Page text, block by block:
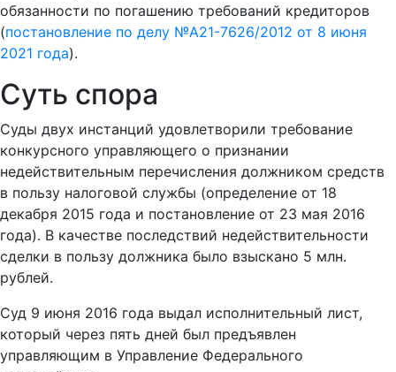
обязанности по погашению требований кредиторов
(постановление по делу №А21-7626/2012 от 8 июня
2021 года).
Суть спора
Суды двух инстанций удовлетворили требование
конкурсного управляющего о признании
недействительным перечисления должником средств
в пользу налоговой службы (определение от 18
декабря 2015 года и постановление от 23 мая 2016
года). В качестве последствий недействительности
сделки в пользу должника было взыскано 5 млн.
рублей.
Суд 9 июня 2016 года выдал исполнительный лист,
который через пять дней был предъявлен
управляющим в Управление Федерального